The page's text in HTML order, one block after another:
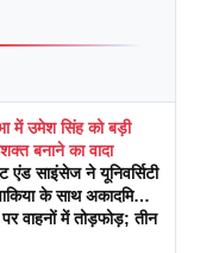
में उमेश सिंह को बड़ी
बनाने का वादा
साइंसेज ने यूनिवर्सिटी
के साथ अकादमिक
कार्यशाला का
वाहनों में तोड़फोड़; तीन